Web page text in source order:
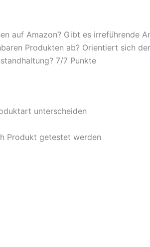
auf Amazon? Gibt es irreführende
Produkten ab? Orientiert sich
7/7 Punkte
unterscheiden
Produkt getestet werden